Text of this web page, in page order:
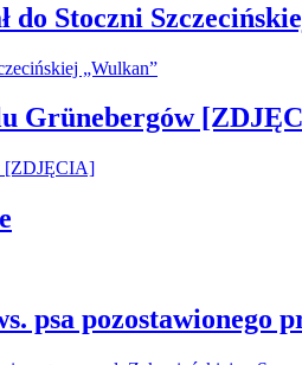
do Stoczni
Grünebergów
psa pozostawionego